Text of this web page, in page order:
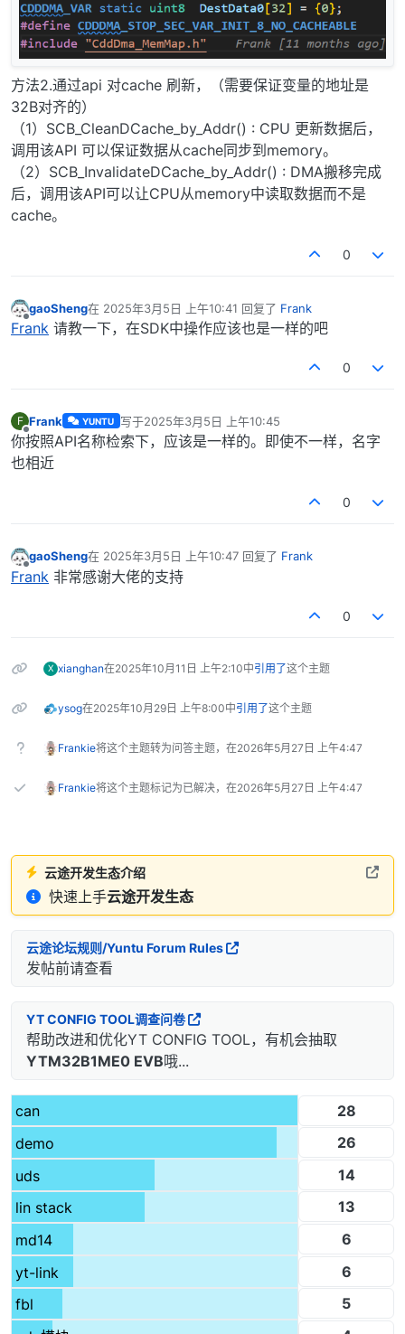
方法2.通过api 对cache 刷新，（需要保证变量的地址是
32B对齐的）
（1）SCB_CleanDCache_by_Addr() : CPU 更新数据后，
调用该API 可以保证数据从cache同步到memory。
（2）SCB_InvalidateDCache_by_Addr() : DMA搬移完成
后，调用该API可以让CPU从memory中读取数据而不是
cache。
0
离线
gaoSheng在 2025年3月5日 上午10:41 回复了 Frank
最后由 编辑
Frank 请教一下，在SDK中操作应该也是一样的吧
0
F
离线
Frank YUNTU 写于2025年3月5日 上午10:45
最后由 编辑
你按照API名称检索下，应该是一样的。即使不一样，名字
也相近
0
离线
gaoSheng在 2025年3月5日 上午10:47 回复了 Frank
最后由 编辑
Frank 非常感谢大佬的支持
0
X xianghan在2025年10月11日 上午2:10中引用了这个主题
ysog在2025年10月29日 上午8:00中引用了这个主题
Frankie将这个主题转为问答主题，在2026年5月27日 上午4:47
Frankie将这个主题标记为已解决，在2026年5月27日 上午4:47
云途开发生态介绍
快速上手云途开发生态
云途论坛规则/Yuntu Forum Rules
发帖前请查看
YT CONFIG TOOL调查问卷
帮助改进和优化YT CONFIG TOOL，有机会抽取
YTM32B1ME0 EVB哦...
can
28
demo
26
uds
14
lin stack
13
md14
6
yt-link
6
fbl
5